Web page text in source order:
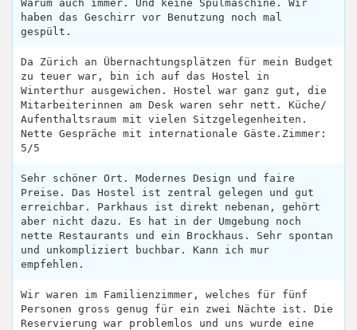
Warum auch immer. Und keine Spülmaschine. Wir
haben das Geschirr vor Benutzung noch mal
gespült.
Da Zürich an Übernachtungsplätzen für mein Budget
zu teuer war, bin ich auf das Hostel in
Winterthur ausgewichen. Hostel war ganz gut, die
Mitarbeiterinnen am Desk waren sehr nett. Küche/
Aufenthaltsraum mit vielen Sitzgelegenheiten.
Nette Gespräche mit internationale Gäste.Zimmer:
5/5
Sehr schöner Ort. Modernes Design und faire
Preise. Das Hostel ist zentral gelegen und gut
erreichbar. Parkhaus ist direkt nebenan, gehört
aber nicht dazu. Es hat in der Umgebung noch
nette Restaurants und ein Brockhaus. Sehr spontan
und unkompliziert buchbar. Kann ich mur
empfehlen.
Wir waren im Familienzimmer, welches für fünf
Personen gross genug für ein zwei Nächte ist. Die
Reservierung war problemlos und uns wurde eine